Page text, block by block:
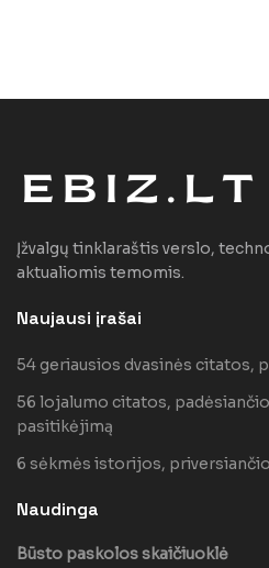
Įžvalgų tinklaraštis verslo,
aktualiomis temomis.
Naujausi įrašai
54 geriausios dvasinės citatos,
56 lojalumo citatos,
pasitikėjimą
6 sėkmės istorijos,
Naudinga
Būsto paskolos skaičiuoklė